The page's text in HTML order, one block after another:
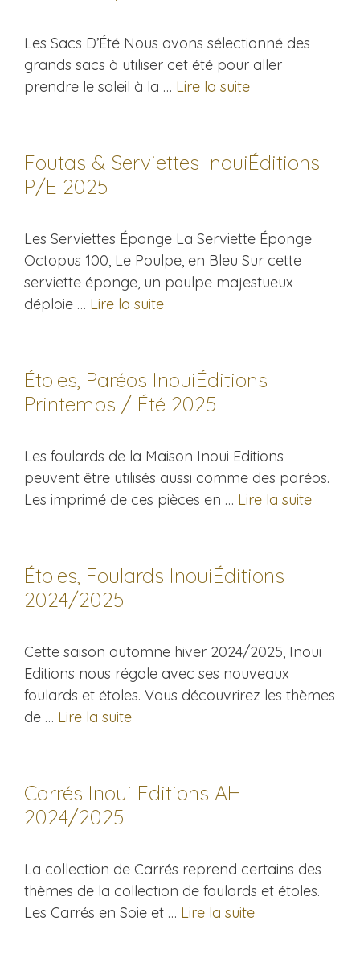
Les Sacs D’Été Nous avons sélectionné des
grands sacs à utiliser cet été pour aller
prendre le soleil à la … Lire la suite
Foutas & Serviettes InouiÉditions
P/E 2025
Les Serviettes Éponge La Serviette Éponge
Octopus 100, Le Poulpe, en Bleu Sur cette
serviette éponge, un poulpe majestueux
déploie … Lire la suite
Étoles, Paréos InouiÉditions
Printemps / Été 2025
Les foulards de la Maison Inoui Editions
peuvent être utilisés aussi comme des paréos.
Les imprimé de ces pièces en … Lire la suite
Étoles, Foulards InouiÉditions
2024/2025
Cette saison automne hiver 2024/2025, Inoui
Editions nous régale avec ses nouveaux
foulards et étoles. Vous découvrirez les thèmes
de … Lire la suite
Carrés Inoui Editions AH
2024/2025
La collection de Carrés reprend certains des
thèmes de la collection de foulards et étoles.
Les Carrés en Soie et … Lire la suite